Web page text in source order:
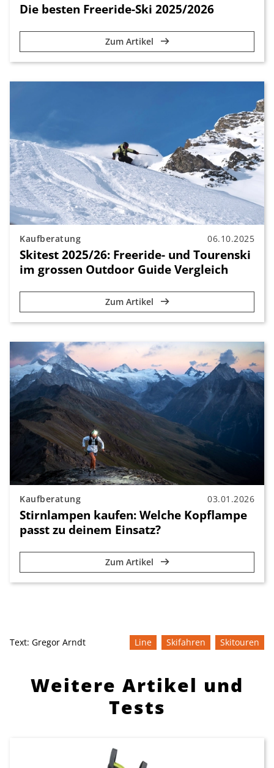
Die besten Freeride-Ski 2025/2026
Zum Artikel
Kaufberatung 06.10.2025
Skitest 2025/26: Freeride- und Tourenski
im grossen Outdoor Guide Vergleich
Zum Artikel
Kaufberatung 03.01.2026
Stirnlampen kaufen: Welche Kopflampe
passt zu deinem Einsatz?
Zum Artikel
Text: Gregor Arndt Line Skifahren Skitouren
Weitere Artikel und
Tests